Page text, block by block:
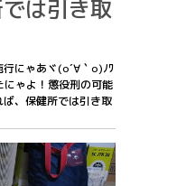
は引き取
にゃあヾ(o´∀｀o)ﾉﾜ
にゃよ！懲役刑の可能
、保健所では引き取